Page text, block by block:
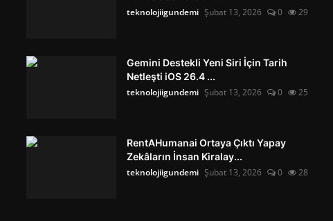
teknolojiigundemi Şubat 13, 2026 0 29
Gemini Destekli Yeni Siri İçin Tarih
Netleşti iOS 26.4 ...
teknolojiigundemi Şubat 13, 2026 0 25
RentAHumanai Ortaya Çıktı Yapay
Zekâların İnsan Kiralay...
teknolojiigundemi Şubat 13, 2026 0 28